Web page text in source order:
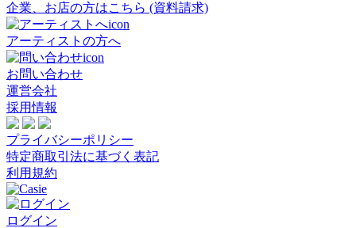
企業、お店の方はこちら (資料請求)
アーティストの方へ
お問い合わせ
運営会社
採用情報
プライバシーポリシー
特定商取引法に基づく表記
利用規約
ログイン